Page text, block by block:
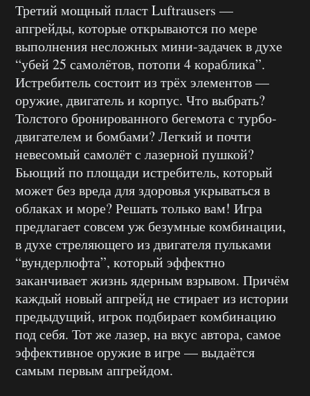
Третий мощный пласт Luftrausers —
апгрейды, которые открываются по мере
выполнения несложных мини-задачек в духе
“убей 25 самолётов, потопи 4 кораблика”.
Истребитель состоит из трёх элементов —
оружие, двигатель и корпус. Что выбрать?
Толстого бронированного бегемота с турбо-
двигателем и бомбами? Легкий и почти
невесомый самолёт с лазерной пушкой?
Бьющий по площади истребитель, который
может без вреда для здоровья укрываться в
облаках и море? Решать только вам! Игра
предлагает совсем уж безумные комбинации,
в духе стреляющего из двигателя пульками
“вундерлюфта”, который эффектно
заканчивает жизнь ядерным взрывом. Причём
каждый новый апгрейд не стирает из истории
предыдущий, игрок подбирает комбинацию
под себя. Тот же лазер, на вкус автора, самое
эффективное оружие в игре — выдаётся
самым первым апгрейдом.